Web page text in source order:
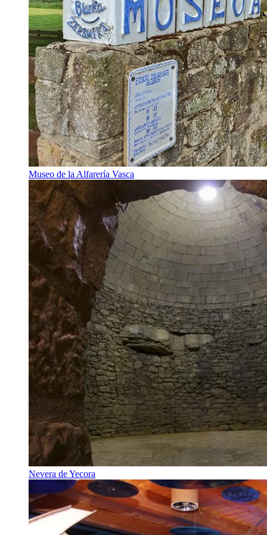
Museo de la Alfarería Vasca
Nevera de Yecora